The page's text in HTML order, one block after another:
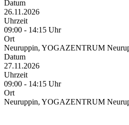
Datum
26.11.2026
Uhrzeit
09:00 - 14:15 Uhr
Ort
Neuruppin, YOGAZENTRUM
Datum
27.11.2026
Uhrzeit
09:00 - 14:15 Uhr
Ort
Neuruppin, YOGAZENTRUM